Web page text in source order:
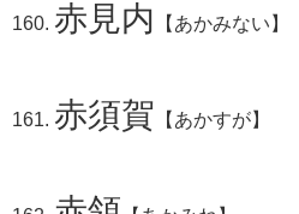
赤見内 【あかみない】
赤須賀 【あかすが】